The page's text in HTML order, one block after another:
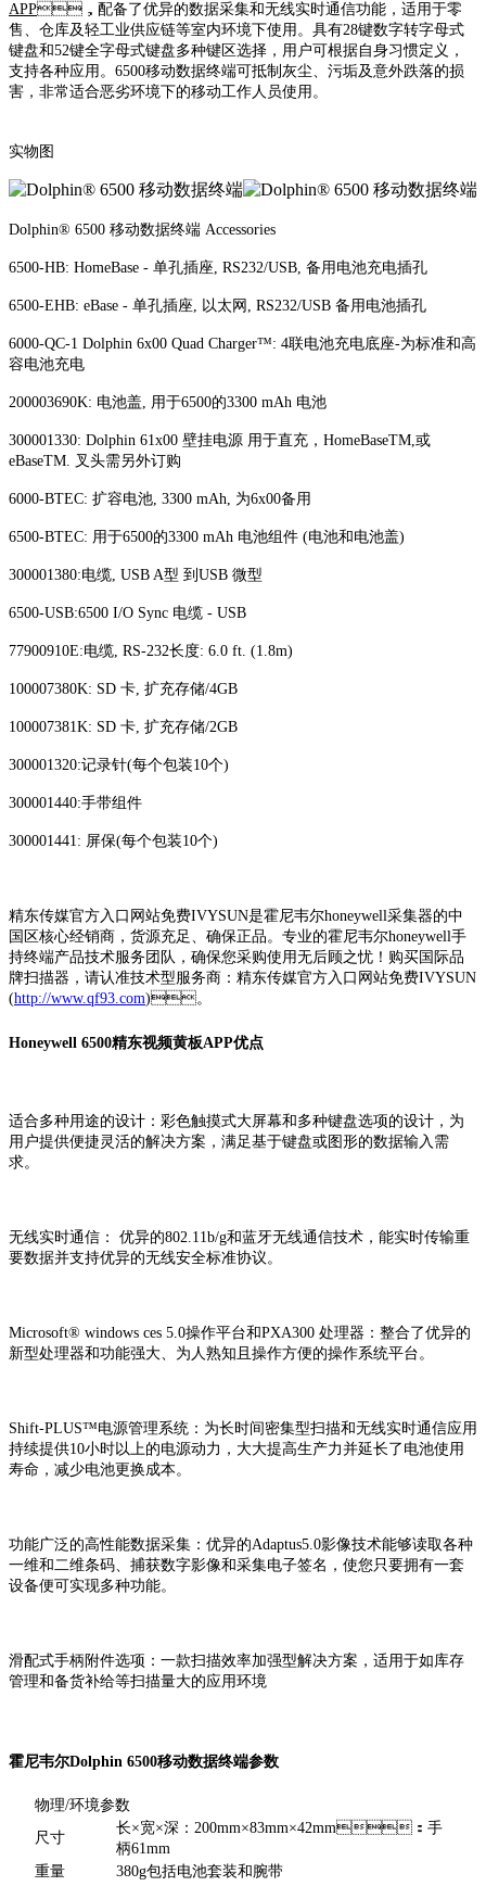
APP，配备了优异的数据采集和无线实时通信功能，适用于零
售、仓库及轻工业供应链等室内环境下使用。具有28键数字转字母式
键盘和52键全字母式键盘多种键区选择，用户可根据自身习惯定义，
支持各种应用。6500移动数据终端可抵制灰尘、污垢及意外跌落的损
害，非常适合恶劣环境下的移动工作人员使用。
实物图
Dolphin® 6500 移动数据终端 Accessories
6500-HB: HomeBase - 单孔插座, RS232/USB, 备用电池充电插孔
6500-EHB: eBase - 单孔插座, 以太网, RS232/USB 备用电池插孔
6000-QC-1 Dolphin 6x00 Quad Charger™: 4联电池充电底座-为标准和高
容电池充电
200003690K: 电池盖, 用于6500的3300 mAh 电池
300001330: Dolphin 61x00 壁挂电源 用于直充，HomeBaseTM,或
eBaseTM. 叉头需另外订购
6000-BTEC: 扩容电池, 3300 mAh, 为6x00备用
6500-BTEC: 用于6500的3300 mAh 电池组件 (电池和电池盖)
300001380:电缆, USB A型 到USB 微型
6500-USB:6500 I/O Sync 电缆 - USB
77900910E:电缆, RS-232长度: 6.0 ft. (1.8m)
100007380K: SD 卡, 扩充存储/4GB
100007381K: SD 卡, 扩充存储/2GB
300001320:记录针(每个包装10个)
300001440:手带组件
300001441: 屏保(每个包装10个)
精东传媒官方入口网站免费IVYSUN是霍尼韦尔honeywell采集器的中
国区核心经销商，货源充足、确保正品。专业的霍尼韦尔honeywell手
持终端产品技术服务团队，确保您采购使用无后顾之忧！购买国际品
牌扫描器，请认准技术型服务商：精东传媒官方入口网站免费IVYSUN
(http://www.qf93.com)。
Honeywell 6500精东视频黄板APP优点
适合多种用途的设计：彩色触摸式大屏幕和多种键盘选项的设计，为
用户提供便捷灵活的解决方案，满足基于键盘或图形的数据输入需
求。
无线实时通信： 优异的802.11b/g和蓝牙无线通信技术，能实时传输重
要数据并支持优异的无线安全标准协议。
Microsoft® windows ces 5.0操作平台和PXA300 处理器：整合了优异的
新型处理器和功能强大、为人熟知且操作方便的操作系统平台。
Shift-PLUS™电源管理系统：为长时间密集型扫描和无线实时通信应用
持续提供10小时以上的电源动力，大大提高生产力并延长了电池使用
寿命，减少电池更换成本。
功能广泛的高性能数据采集：优异的Adaptus5.0影像技术能够读取各种
一维和二维条码、捕获数字影像和采集电子签名，使您只要拥有一套
设备便可实现多种功能。
滑配式手柄附件选项：一款扫描效率加强型解决方案，适用于如库存
管理和备货补给等扫描量大的应用环境
霍尼韦尔Dolphin 6500移动数据终端参数
物理/环境参数
尺寸
长×宽×深：200mm×83mm×42mm：手
柄61mm
重量
380g包括电池套装和腕带